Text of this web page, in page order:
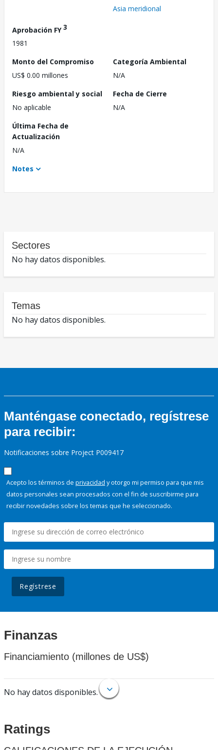
Asia meridional
Aprobación FY3
1981
Monto del Compromiso
US$ 0.00 millones
Categoría Ambiental
N/A
Riesgo ambiental y social
No aplicable
Fecha de Cierre
N/A
Última Fecha de
Actualización
N/A
Notes
Sectores
No hay datos disponibles.
Temas
No hay datos disponibles.
Manténgase conectado, regístrese
para recibir:
Notificaciones sobre Project P009417
Acepto los términos de privacidad y otorgo mi permiso para que mis
datos personales sean procesados con el fin de suscribirme para
recibir novedades sobre los temas que he seleccionado.
Regístrese
Finanzas
Financiamiento (millones de US$)
No hay datos disponibles.
Ratings